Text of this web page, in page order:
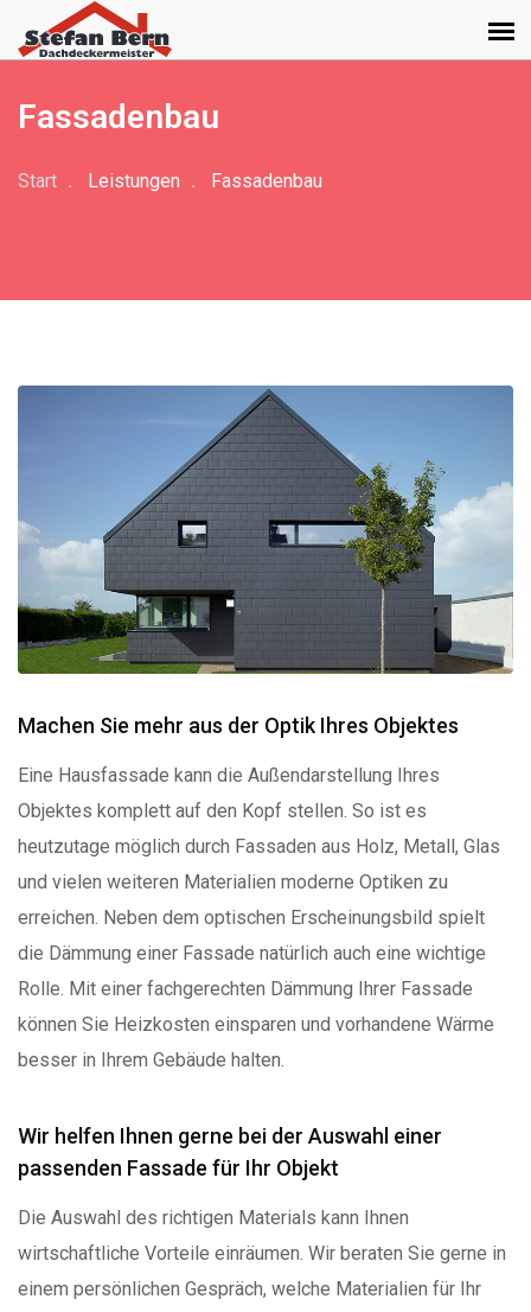
Fassadenbau
Start Leistungen Fassadenbau
Machen Sie mehr aus der Optik Ihres Objektes
Eine Hausfassade kann die Außendarstellung Ihres
Objektes komplett auf den Kopf stellen. So ist es
heutzutage möglich durch Fassaden aus Holz, Metall, Glas
und vielen weiteren Materialien moderne Optiken zu
erreichen. Neben dem optischen Erscheinungsbild spielt
die Dämmung einer Fassade natürlich auch eine wichtige
Rolle. Mit einer fachgerechten Dämmung Ihrer Fassade
können Sie Heizkosten einsparen und vorhandene Wärme
besser in Ihrem Gebäude halten.
Wir helfen Ihnen gerne bei der Auswahl einer
passenden Fassade für Ihr Objekt
Die Auswahl des richtigen Materials kann Ihnen
wirtschaftliche Vorteile einräumen. Wir beraten Sie gerne in
einem persönlichen Gespräch, welche Materialien für Ihr